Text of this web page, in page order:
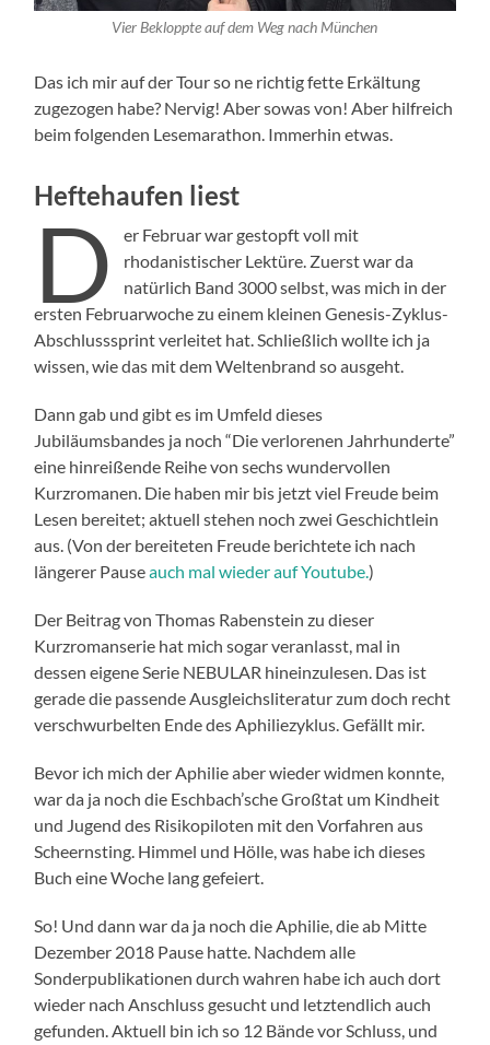
Vier Bekloppte auf dem Weg nach München
Das ich mir auf der Tour so ne richtig fette Erkältung
zugezogen habe? Nervig! Aber sowas von! Aber hilfreich
beim folgenden Lesemarathon. Immerhin etwas.
Heftehaufen liest
D
er Februar war gestopft voll mit
rhodanistischer Lektüre. Zuerst war da
natürlich Band 3000 selbst, was mich in der
ersten Februarwoche zu einem kleinen Genesis-Zyklus-
Abschlusssprint verleitet hat. Schließlich wollte ich ja
wissen, wie das mit dem Weltenbrand so ausgeht.
Dann gab und gibt es im Umfeld dieses
Jubiläumsbandes ja noch “Die verlorenen Jahrhunderte”
eine hinreißende Reihe von sechs wundervollen
Kurzromanen. Die haben mir bis jetzt viel Freude beim
Lesen bereitet; aktuell stehen noch zwei Geschichtlein
aus. (Von der bereiteten Freude berichtete ich nach
längerer Pauseauch mal wieder auf Youtube.)
Der Beitrag von Thomas Rabenstein zu dieser
Kurzromanserie hat mich sogar veranlasst, mal in
dessen eigene Serie NEBULAR hineinzulesen. Das ist
gerade die passende Ausgleichsliteratur zum doch recht
verschwurbelten Ende des Aphiliezyklus. Gefällt mir.
Bevor ich mich der Aphilie aber wieder widmen konnte,
war da ja noch die Eschbach’sche Großtat um Kindheit
und Jugend des Risikopiloten mit den Vorfahren aus
Scheernsting. Himmel und Hölle, was habe ich dieses
Buch eine Woche lang gefeiert.
So! Und dann war da ja noch die Aphilie, die ab Mitte
Dezember 2018 Pause hatte. Nachdem alle
Sonderpublikationen durch wahren habe ich auch dort
wieder nach Anschluss gesucht und letztendlich auch
gefunden. Aktuell bin ich so 12 Bände vor Schluss, und